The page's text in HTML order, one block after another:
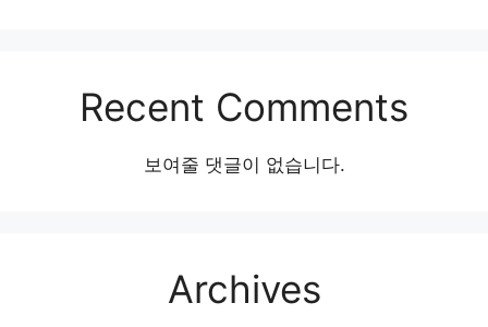
Recent Comments
보여줄 댓글이 없습니다.
Archives